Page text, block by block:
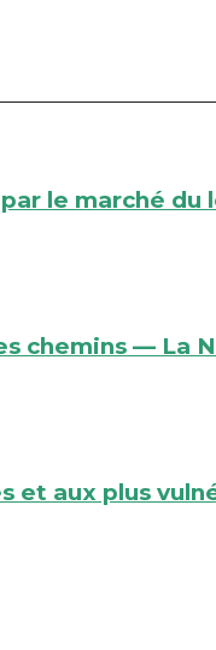
le marché du
chemins — La
et aux plus